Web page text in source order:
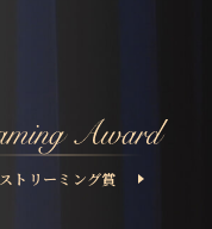
ストリーミング賞